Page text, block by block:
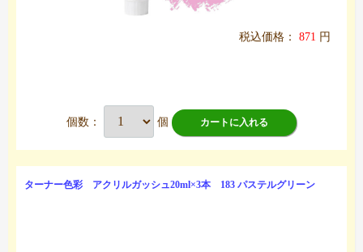
税込価格： 871 円
個数： 個 カートに入れる
ターナー色彩 アクリルガッシュ20ml×3本 183 パステルグリーン